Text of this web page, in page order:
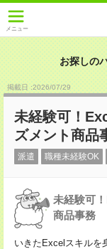
メニュー
お探しの
掲載日 :2026/07/29
未経験可！
ズメント商品
派遣 職種未経験OK
未経験可
商品事務
いきたExcelスキルを